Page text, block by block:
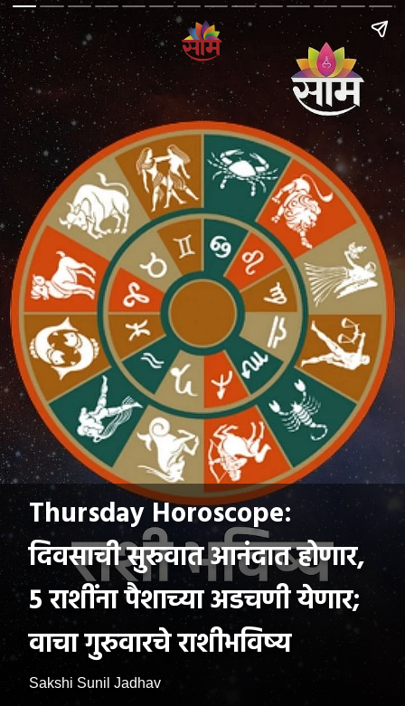
Thursday Horoscope:
दिवसाची सुरुवात आनंदात होणार,
5 राशींना पैशाच्या अडचणी येणार;
वाचा गुरुवारचे राशीभविष्य
Sakshi Sunil Jadhav